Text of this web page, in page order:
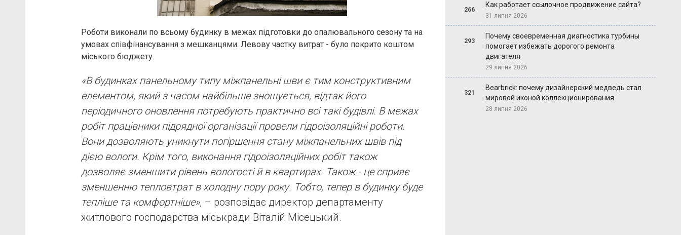
Роботи виконали по всьому будинку в межах підготовки до опалювального сезону та на
умовах співфінансування з мешканцями. Левову частку витрат - було покрито коштом
міського бюджету.
«В будинках панельному типу міжпанельні шви є тим конструктивним
елементом, який з часом найбільше зношується, відтак його
періодичного оновлення потребують практично всі такі будівлі. В межах
робіт працівники підрядної організації провели гідроізоляційні роботи.
Вони дозволяють уникнути погіршення стану міжпанельних швів під
дією вологи. Крім того, виконання гідроізоляційних робіт також
дозволяє зменшити рівень вологості й в квартирах. Також - це сприяє
зменшенню тепловтрат в холодну пору року. Тобто, тепер в будинку буде
тепліше та комфортніше», – розповідає директор департаменту
житлового господарства міськради Віталій Місецький.
266
Как работает ссылочное продвижение сайта?
31 липня 2026
293
Почему своевременная диагностика турбины
помогает избежать дорогого ремонта
двигателя
29 липня 2026
321
Bearbrick: почему дизайнерский медведь стал
мировой иконой коллекционирования
28 липня 2026